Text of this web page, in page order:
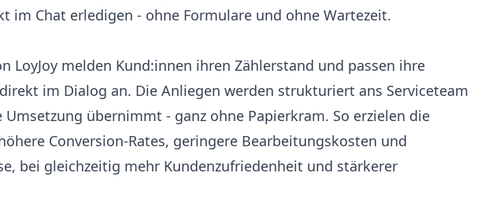
im Chat erledigen - ohne Formulare und ohne Wartezeit.
LoyJoy melden Kund:innen ihren Zählerstand und passen ihre
im Dialog an. Die Anliegen werden strukturiert ans Serviceteam
Umsetzung übernimmt - ganz ohne Papierkram. So erzielen die
Conversion-Rates, geringere Bearbeitungskosten und
bei gleichzeitig mehr Kundenzufriedenheit und stärkerer